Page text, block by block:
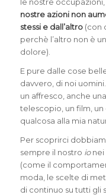
nostre azioni non
stessi e dall’altro (con
perchè l’altro non è
dolore).
E pure dalle cose
davvero, di noi
un affresco, anche
telescopio, un film,
qualcosa alla mia
Per scoprirci
sempre il nostro ionei
(come il
moda, le scelte di
di continuo su tutti gli